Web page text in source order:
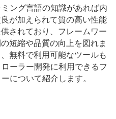
ング言語の知識があれば内
が加えられて質の高い性能
されており、フレームワー
短縮や品質の向上を図れま
無料で利用可能なツールも
ーラー開発に利用できるフ
について紹介します。